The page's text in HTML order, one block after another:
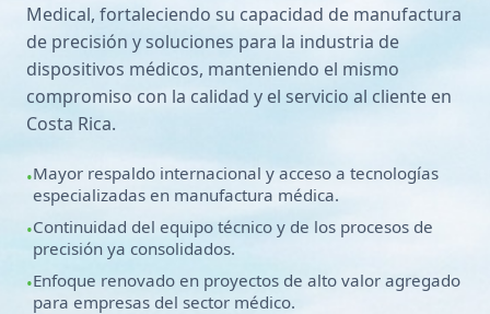
Medical, fortaleciendo su capacidad de manufactura
de precisión y soluciones para la industria de
dispositivos médicos, manteniendo el mismo
compromiso con la calidad y el servicio al cliente en
Costa Rica.
Mayor respaldo internacional y acceso a tecnologías
especializadas en manufactura médica.
Continuidad del equipo técnico y de los procesos de
precisión ya consolidados.
Enfoque renovado en proyectos de alto valor agregado
para empresas del sector médico.